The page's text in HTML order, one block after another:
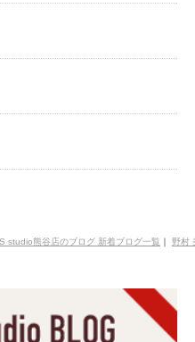
studio熊谷店のブログ 新着ブログ一覧 ｜ 野村